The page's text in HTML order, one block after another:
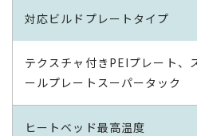
対応ビルドプレートタイプ
テクスチャ付きPEIプレート、
ールプレートスーパータック
ヒートベッド最高温度